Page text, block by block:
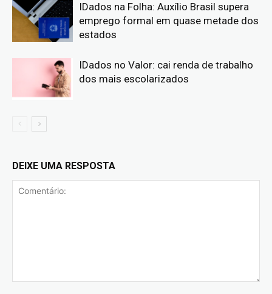
IDados na Folha: Auxílio Brasil supera
emprego formal em quase metade dos
estados
IDados no Valor: cai renda de trabalho
dos mais escolarizados
DEIXE UMA RESPOSTA